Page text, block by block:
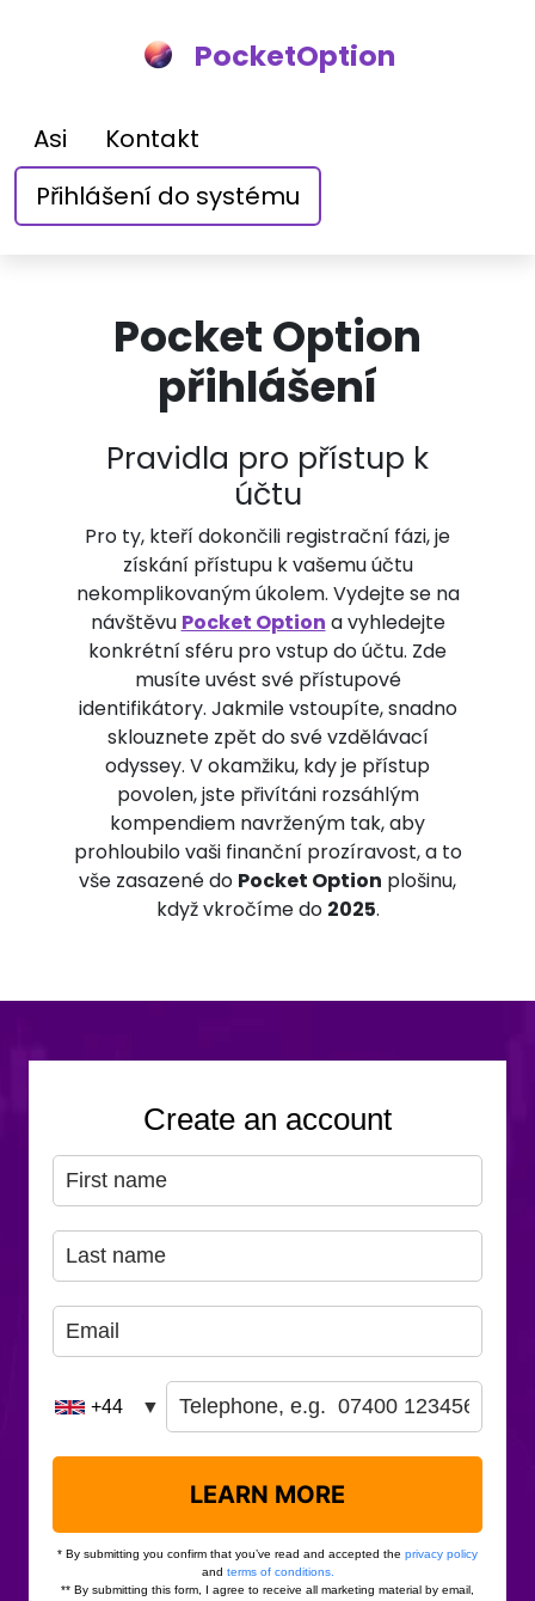
PocketOption
Asi
Kontakt
Přihlášení do systému
Pocket Option
přihlášení
Pravidla pro přístup k
účtu
Pro ty, kteří dokončili registrační fázi, je
získání přístupu k vašemu účtu
nekomplikovaným úkolem. Vydejte se na
návštěvu Pocket Option a vyhledejte
konkrétní sféru pro vstup do účtu. Zde
musíte uvést své přístupové
identifikátory. Jakmile vstoupíte, snadno
sklouznete zpět do své vzdělávací
odyssey. V okamžiku, kdy je přístup
povolen, jste přivítáni rozsáhlým
kompendiem navrženým tak, aby
prohloubilo vaši finanční prozíravost, a to
vše zasazené do Pocket Option plošinu,
když vkročíme do 2025.